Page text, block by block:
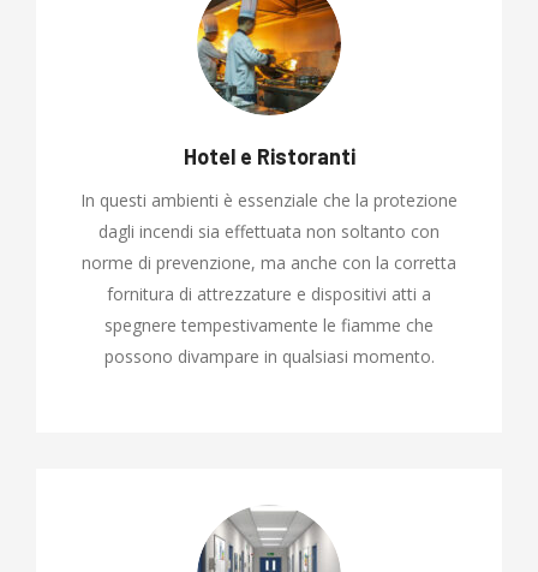
Hotel e Ristoranti
In questi ambienti è essenziale che la protezione
dagli incendi sia effettuata non soltanto con
norme di prevenzione, ma anche con la corretta
fornitura di attrezzature e dispositivi atti a
spegnere tempestivamente le fiamme che
possono divampare in qualsiasi momento.